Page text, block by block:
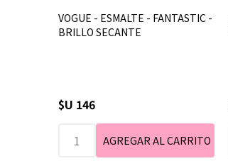
VOGUE - ESMALTE - FANTASTIC -
BRILLO SECANTE
$U 146